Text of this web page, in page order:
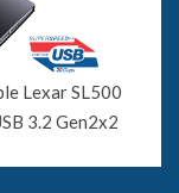
Lexar SL500
3.2 Gen2x2